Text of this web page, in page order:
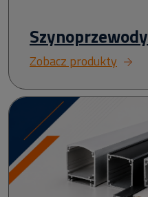
Szynoprzewody
Zobacz produkty